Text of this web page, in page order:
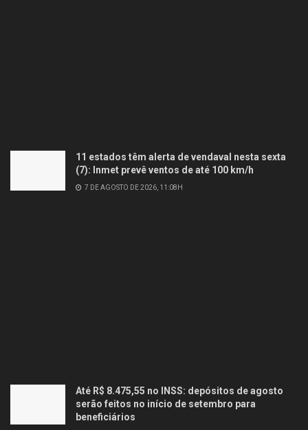
11 estados têm alerta de vendaval nesta sexta
(7): Inmet prevê ventos de até 100 km/h
7 DE AGOSTO DE 2026, 11:08H
Até R$ 8.475,55 no INSS: depósitos de agosto
serão feitos no início de setembro para
beneficiários